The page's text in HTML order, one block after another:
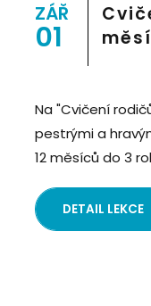
ZÁŘ
01
Na "Cvičení
pestrými a
12 měsíců do 3
DETAIL LEKCE